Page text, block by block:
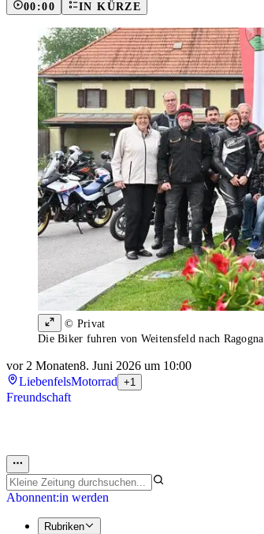
00:00 IN KÜRZE
© Privat
Die Biker fuhren von Weitensfeld nach Ragogna
vor 2 Monaten8. Juni 2026 um 10:00
LiebenfelsMotorrad +1
Freundschaft
Abonnent:in werden
Rubriken